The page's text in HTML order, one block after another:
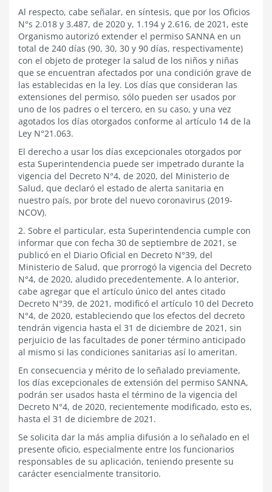
Al respecto, cabe señalar, en síntesis, que por los Oficios
N°s 2.018 y 3.487, de 2020 y, 1.194 y 2.616, de 2021, este
Organismo autorizó extender el permiso SANNA en un
total de 240 días (90, 30, 30 y 90 días, respectivamente)
con el objeto de proteger la salud de los niños y niñas
que se encuentran afectados por una condición grave de
las establecidas en la ley. Los días que consideran las
extensiones del permiso, sólo pueden ser usados por
uno de los padres o el tercero, en su caso, y una vez
agotados los días otorgados conforme al artículo 14 de la
Ley N°21.063.
El derecho a usar los días excepcionales otorgados por
esta Superintendencia puede ser impetrado durante la
vigencia del Decreto N°4, de 2020, del Ministerio de
Salud, que declaró el estado de alerta sanitaria en
nuestro país, por brote del nuevo coronavirus (2019-
NCOV).
2. Sobre el particular, esta Superintendencia cumple con
informar que con fecha 30 de septiembre de 2021, se
publicó en el Diario Oficial en Decreto N°39, del
Ministerio de Salud, que prorrogó la vigencia del Decreto
N°4, de 2020, aludido precedentemente. A lo anterior,
cabe agregar que el artículo único del antes citado
Decreto N°39, de 2021, modificó el artículo 10 del Decreto
N°4, de 2020, estableciendo que los efectos del decreto
tendrán vigencia hasta el 31 de diciembre de 2021, sin
perjuicio de las facultades de poner término anticipado
al mismo si las condiciones sanitarias así lo ameritan.
En consecuencia y mérito de lo señalado previamente,
los días excepcionales de extensión del permiso SANNA,
podrán ser usados hasta el término de la vigencia del
Decreto N°4, de 2020, recientemente modificado, esto es,
hasta el 31 de diciembre de 2021.
Se solicita dar la más amplia difusión a lo señalado en el
presente oficio, especialmente entre los funcionarios
responsables de su aplicación, teniendo presente su
carácter esencialmente transitorio.